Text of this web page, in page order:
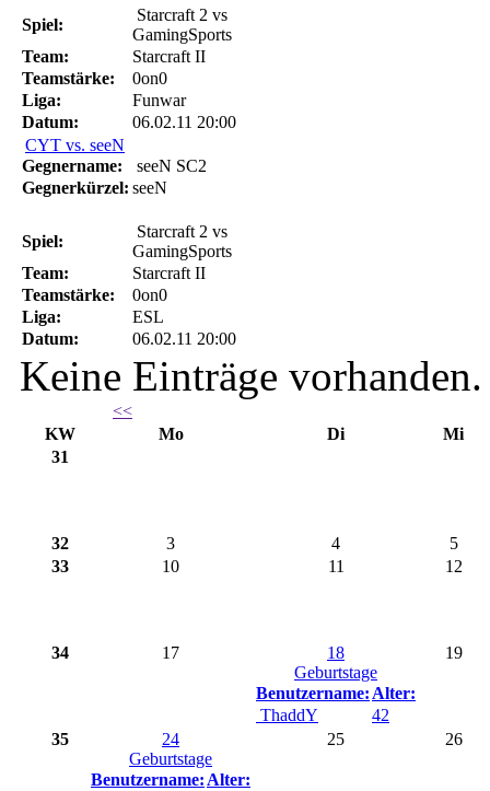
Spiel:
Starcraft 2 vs
GamingSports
Team:
Starcraft II
Teamstärke:
0on0
Liga:
Funwar
Datum:
06.02.11 20:00
CYT vs. seeN
Gegnername:
seeN SC2
Gegnerkürzel: seeN
Spiel:
Starcraft 2 vs
GamingSports
Team:
Starcraft II
Teamstärke:
0on0
Liga:
ESL
Datum:
06.02.11 20:00
Keine Einträge vorhanden.
<<
KW
Mo Di
Mi
31
32 3 4
5
33
10 11 12
34 17
18
Geburtstage
Benutzername: Alter:
ThaddY
42
19
35
24
Geburtstage
Benutzername: Alter:
25 26